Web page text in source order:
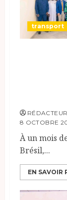
transport
8 OCTOBRE
À un mois
Brésil,...
EN SAVOIR